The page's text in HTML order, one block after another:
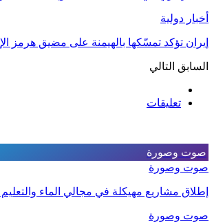
أخبار دولية
إيران تؤكد تمسّكها بالهيمنة على مضيق هرمز
السابق التالي
تعليقات
صوت وصورة
صوت وصورة
إطلاق مشاريع مهيكلة في مجالي الماء والتعليم
صوت وصورة